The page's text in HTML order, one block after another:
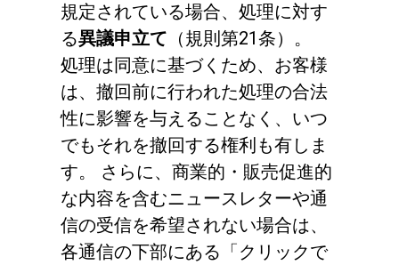
規定されている場合、処理に対す
る異議申立て （規則第21条）。
処理は同意に基づくため、お客様
は、撤回前に行われた処理の合法
性に影響を与えることなく、いつ
でもそれを撤回する権利も有しま
す。 さらに、商業的・販売促進的
な内容を含むニュースレターや通
信の受信を希望されない場合は、
各通信の下部にある「クリックで